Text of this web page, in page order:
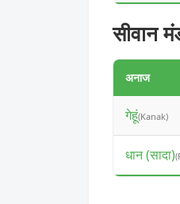
सीवान
अनाज
गेहूं(Kanak)
धान (सादा)